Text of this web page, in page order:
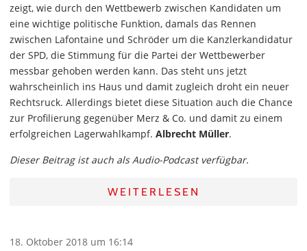
zeigt, wie durch den Wettbewerb zwischen Kandidaten um
eine wichtige politische Funktion, damals das Rennen
zwischen Lafontaine und Schröder um die Kanzlerkandidatur
der SPD, die Stimmung für die Partei der Wettbewerber
messbar gehoben werden kann. Das steht uns jetzt
wahrscheinlich ins Haus und damit zugleich droht ein neuer
Rechtsruck. Allerdings bietet diese Situation auch die Chance
zur Profilierung gegenüber Merz & Co. und damit zu einem
erfolgreichen Lagerwahlkampf. Albrecht Müller.
Dieser Beitrag ist auch als Audio-Podcast verfügbar.
WEITERLESEN
18. Oktober 2018 um 16:14